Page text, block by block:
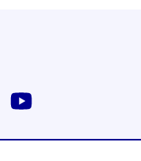
sur Facebook
Le ministère sur